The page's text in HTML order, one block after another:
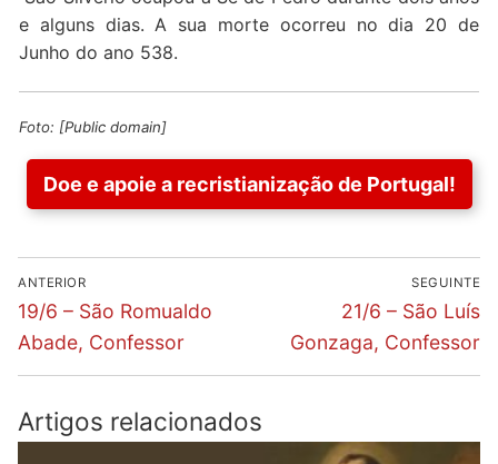
e alguns dias. A sua morte ocorreu no dia 20 de
Junho do ano 538.
Foto: [Public domain]
Doe e apoie a recristianização de Portugal!
Navegação
de
artigos
ANTERIOR
Previous
post:
19/6 – São Romualdo
Abade, Confessor
SEGUINTE
Next
post:
21/6 – São Luís
Gonzaga, Confessor
Artigos relacionados